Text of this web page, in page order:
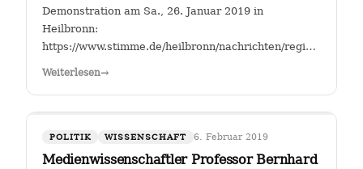
Demonstration am Sa., 26. Januar 2019 in
Heilbronn:
https://www.stimme.de/heilbronn/nachrichten/region/
Fahrverbote-Proteststimmung-
Weiterlesen→
POLITIK WISSENSCHAFT 6. Februar 2019
Medienwissenschaftler Professor Bernhard